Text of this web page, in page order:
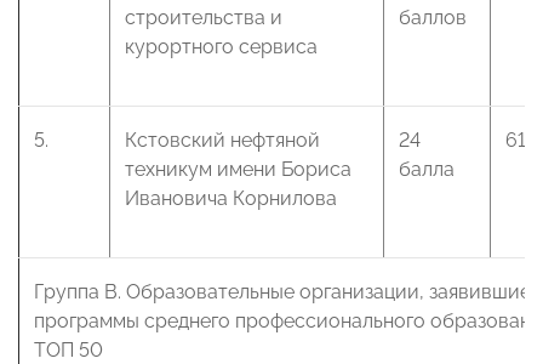
строительства и
курортного сервиса
баллов
5.
Кстовский нефтяной
техникум имени Бориса
Ивановича Корнилова
24
балла
61
Группа В. Образовательные организации, заявившие
программы среднего профессионального
ТОП 50